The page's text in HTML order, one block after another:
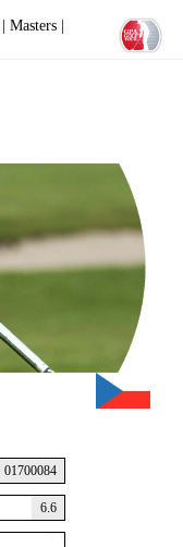
Masters |
01700084
6.6